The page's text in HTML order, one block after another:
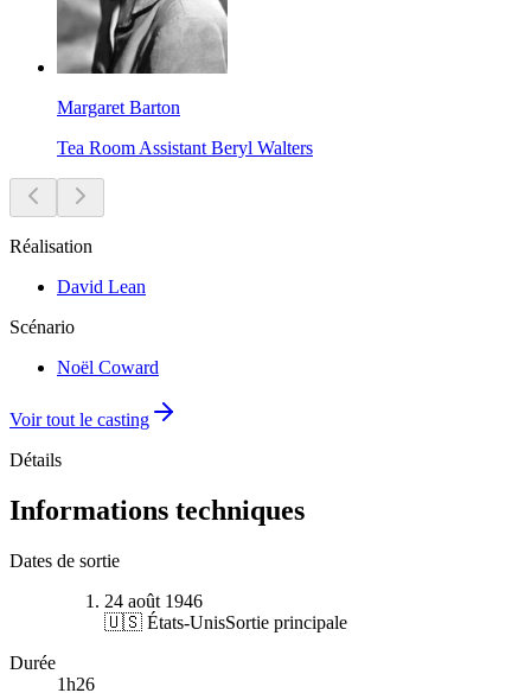
Margaret Barton
Tea Room Assistant Beryl Walters
Réalisation
David Lean
Scénario
Noël Coward
Voir tout le casting
Détails
Informations techniques
Dates de sortie
24 août 1946
🇺🇸 États-UnisSortie principale
Durée
1h26